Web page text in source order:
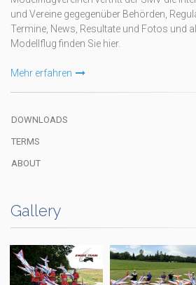
und Vereine gegegenüber Behörden,
Termine, News, Resultate und Fotos und
Modellflug finden Sie hier.
Mehr erfahren
DOWNLOADS
TERMS
ABOUT
Gallery